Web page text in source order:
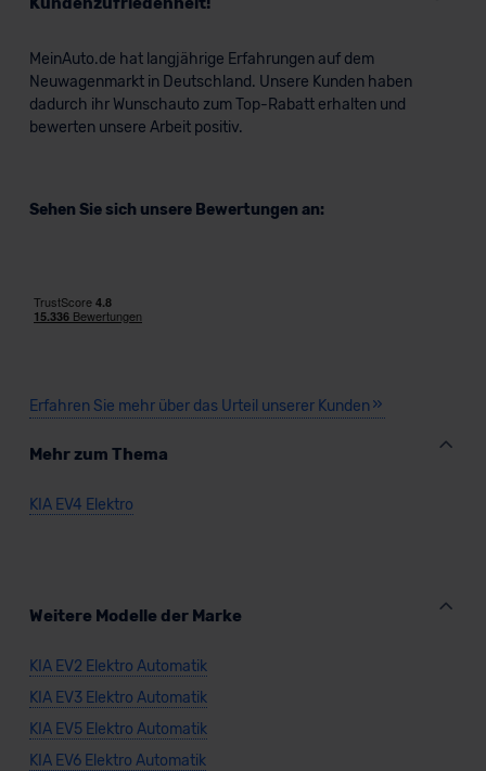
Grundlage eines Angemessenheitsbeschlusses der EU-
Kommission (Art. 45 Abs. 1 DSGVO), von
Standarddatenschutzklauseln (Art. 46 Abs. 2 lit. c
DSGVO) oder wenn Sie hierzu Ihre Einwilligung freiwillig
unserem Datenschutzbeauftragten unter
MeinAuto.de hat langjährige Erfahrungen auf dem
Neuwagenmarkt in Deutschland. Unsere Kunden haben
dadurch ihr Wunschauto zum Top-Rabatt erhalten und
bewerten unsere Arbeit positiv.
Sehen Sie sich unsere Bewertungen an:
Erfahren Sie mehr über das Urteil unserer Kunden
Mehr zum Thema
KIA EV4 Elektro
Weitere Modelle der Marke
KIA EV2 Elektro Automatik
KIA EV3 Elektro Automatik
KIA EV5 Elektro Automatik
KIA EV6 Elektro Automatik